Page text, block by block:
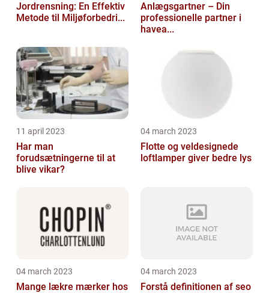
Jordrensning: En Effektiv
Metode til Miljøforbedri...
Anlægsgartner – Din
professionelle partner i
havea...
11 april 2023
Har man
forudsætningerne til at
blive vikar?
04 march 2023
Flotte og veldesignede
loftlamper giver bedre lys
04 march 2023
Mange lækre mærker hos
04 march 2023
Forstå definitionen af seo